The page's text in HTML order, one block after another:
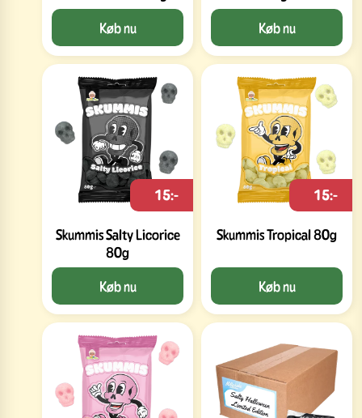
Køb nu
Køb nu
Skummis Salty Licorice
80g
15:-
Køb nu
Skummis Tropical 80g
15:-
Køb nu